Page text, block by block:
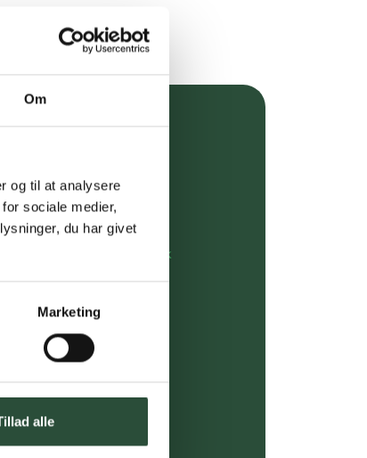
Om
og til at analysere
sociale medier,
du har givet
Marketing
alle
kundeservice@uglecare.dk
min. i Kbh)
DAO